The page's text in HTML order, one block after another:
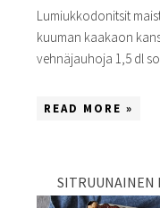
Lumiukkodonitsit
kuuman kaakaon
vehnäjauhoja 1,5 dl
READ MORE »
SITRUUNAINEN